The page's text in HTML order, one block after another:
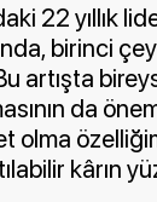
22 yıllık
birinci
artışta
da
olma
kârın